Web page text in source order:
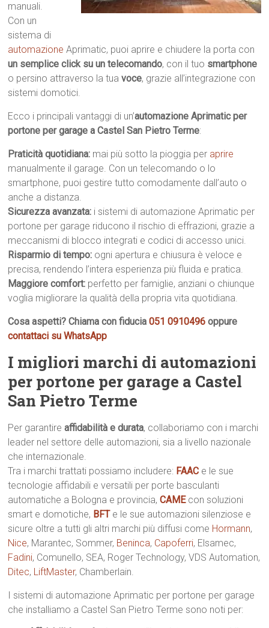
manuali.
Con un
sistema di
automazione Aprimatic, puoi aprire e chiudere la porta con
un semplice click su un telecomando, con il tuo smartphone
o persino attraverso la tuavoce, grazie all’integrazione con
sistemi domotici.
Ecco i principali vantaggi di un’automazione Aprimatic per
portone per garage a Castel San Pietro Terme:
Praticità quotidiana: mai più sotto la pioggia per aprire
manualmente il garage. Con un telecomando o lo
smartphone, puoi gestire tutto comodamente dall’auto o
anche a distanza.
Sicurezza avanzata: i sistemi di automazione Aprimatic per
portone per garage riducono il rischio di effrazioni, grazie a
meccanismi di blocco integrati e codici di accesso unici.
Risparmio di tempo: ogni apertura e chiusura è veloce e
precisa, rendendo l’intera esperienza più fluida e pratica.
Maggiore comfort: perfetto per famiglie, anziani o chiunque
voglia migliorare la qualità della propria vita quotidiana.
Cosa aspetti? Chiama con fiducia051 0910496 oppure
contattaci su WhatsApp
I migliori marchi di automazioni
per portone per garage a Castel
San Pietro Terme
Per garantireaffidabilità e durata, collaboriamo con i marchi
leader nel settore delle automazioni, sia a livello nazionale
che internazionale.
Tra i marchi trattati possiamo includere: FAAC e le sue
tecnologie affidabili e versatili per porte basculanti
automatiche a Bologna e provincia,CAME con soluzioni
smart e domotiche, BFT e le sue automazioni silenziose e
sicure oltre a tutti gli altri marchi più diffusi come Hormann,
Nice, Marantec, Sommer, Beninca, Capoferri, Elsamec,
Fadini, Comunello, SEA, Roger Technology, VDS Automation,
Ditec, LiftMaster, Chamberlain.
I sistemi di automazione Aprimatic per portone per garage
che installiamo a Castel San Pietro Terme sono noti per: